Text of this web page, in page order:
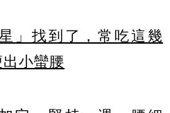
」找到了，常吃這幾
小蠻腰